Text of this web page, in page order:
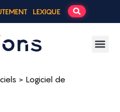
LEXIQUE
> Logiciel de